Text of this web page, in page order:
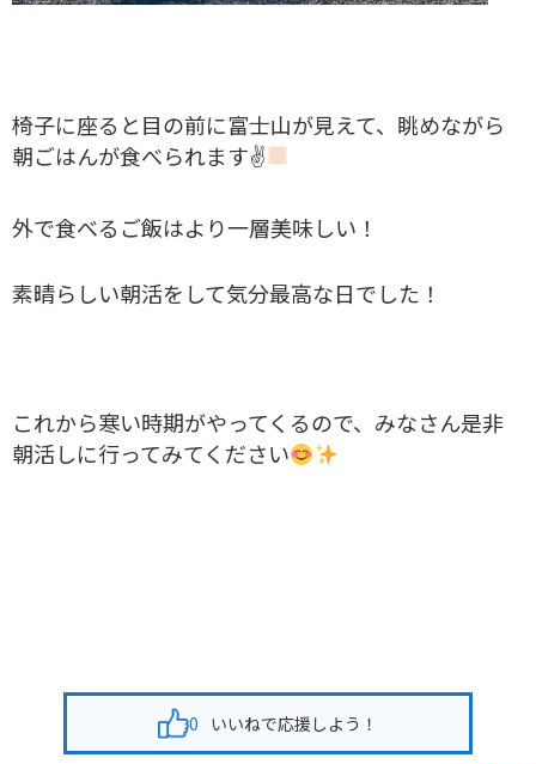
椅子に座ると目の前に富士山が見えて、眺めながら
朝ごはんが食べられます✌
外で食べるご飯はより一層美味しい！
素晴らしい朝活をして気分最高な日でした！
これから寒い時期がやってくるので、みなさん是非
朝活しに行ってみてください
0 いいねで応援しよう！